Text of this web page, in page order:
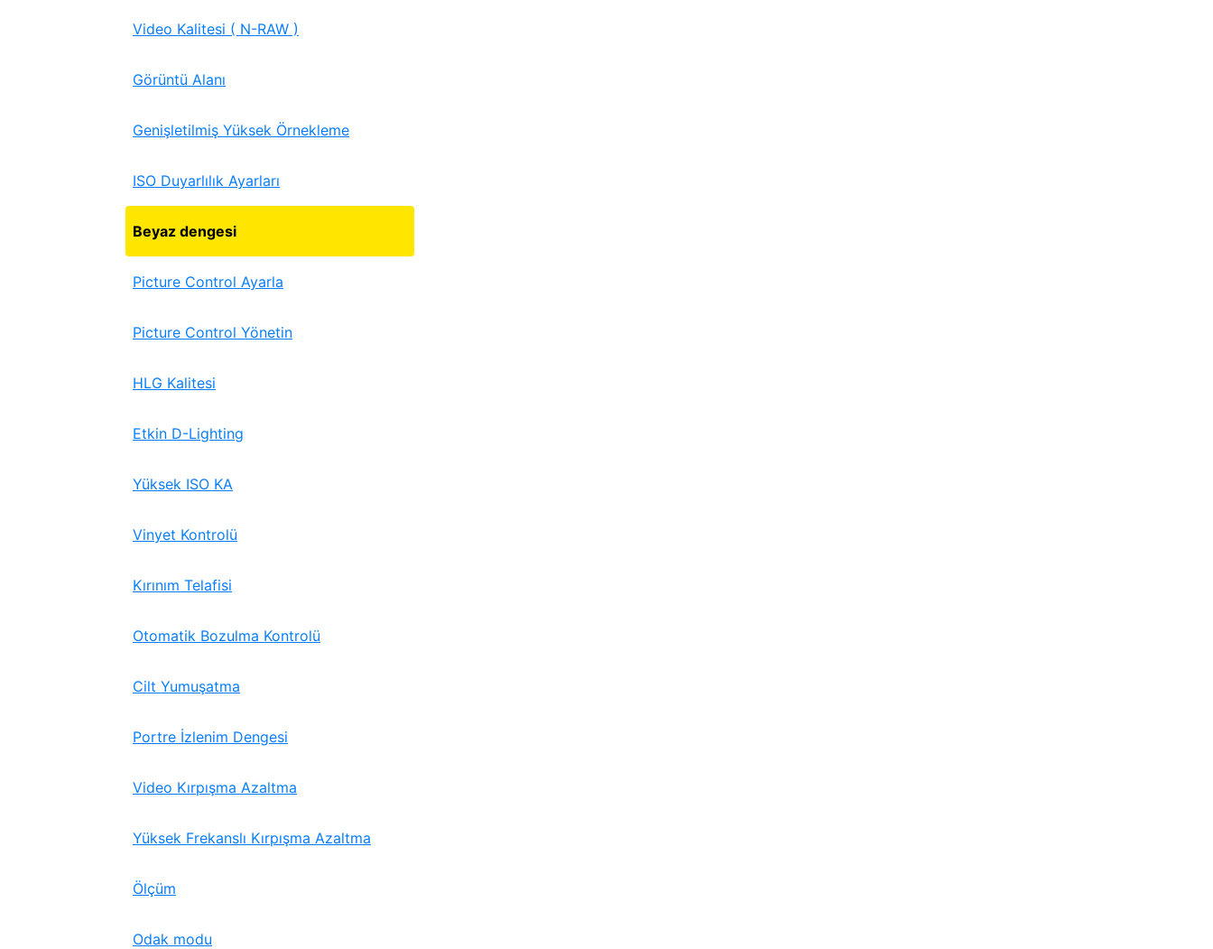
Video Kalitesi ( N-RAW )
Görüntü Alanı
Genişletilmiş Yüksek Örnekleme
ISO Duyarlılık Ayarları
Beyaz dengesi
Picture Control Ayarla
Picture Control Yönetin
HLG Kalitesi
Etkin D-Lighting
Yüksek ISO KA
Vinyet Kontrolü
Kırınım Telafisi
Otomatik Bozulma Kontrolü
Cilt Yumuşatma
Portre İzlenim Dengesi
Video Kırpışma Azaltma
Yüksek Frekanslı Kırpışma Azaltma
Ölçüm
Odak modu